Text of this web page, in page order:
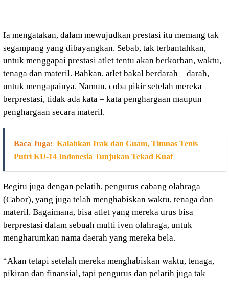
Ia mengatakan, dalam mewujudkan prestasi itu memang tak
segampang yang dibayangkan. Sebab, tak terbantahkan,
untuk menggapai prestasi atlet tentu akan berkorban, waktu,
tenaga dan materil. Bahkan, atlet bakal berdarah – darah,
untuk mengapainya. Namun, coba pikir setelah mereka
berprestasi, tidak ada kata – kata penghargaan maupun
penghargaan secara materil.
Baca Juga: Kalahkan Irak dan Guam, Timnas Tenis
Putri KU-14 Indonesia Tunjukan Tekad Kuat
Begitu juga dengan pelatih, pengurus cabang olahraga
(Cabor), yang juga telah menghabiskan waktu, tenaga dan
materil. Bagaimana, bisa atlet yang mereka urus bisa
berprestasi dalam sebuah multi iven olahraga, untuk
mengharumkan nama daerah yang mereka bela.
“Akan tetapi setelah mereka menghabiskan waktu, tenaga,
pikiran dan finansial, tapi pengurus dan pelatih juga tak